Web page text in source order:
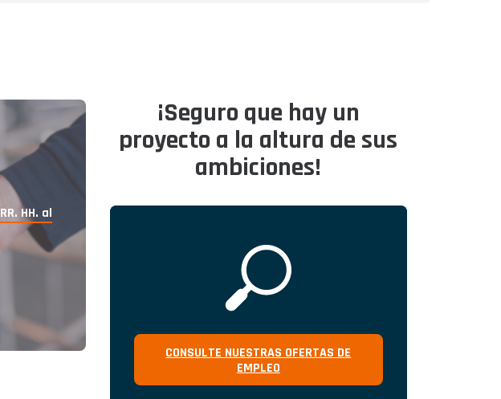
RR. HH. al
¡Seguro que hay un
proyecto a la altura de sus
ambiciones!
CONSULTE NUESTRAS OFERTAS DE
EMPLEO